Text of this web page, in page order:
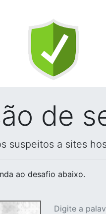
de
suspeitos a sites
ao desafio abaixo.
Digite a